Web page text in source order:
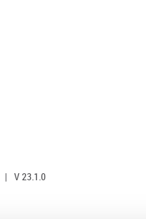
| V 23.1.0